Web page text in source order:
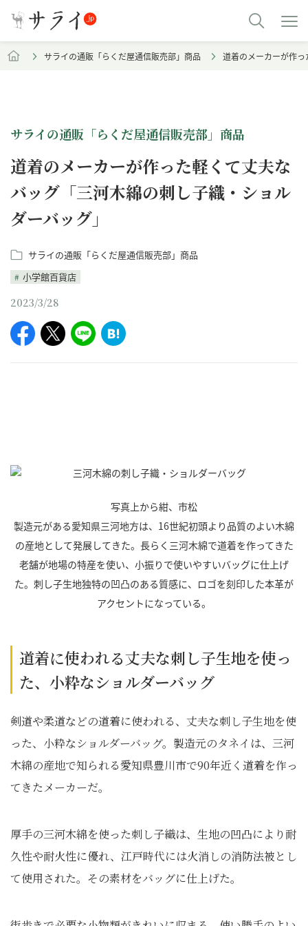
サライの通販「らくだ屋通信販売部」商品 道着のメーカーが作
サライの通販「らくだ屋通信販売部」商品
道着のメーカーが作った軽くて丈夫な
バッグ「三河木綿の刺し子織・ショル
ダーバッグ」
サライの通販「らくだ屋通信販売部」商品
小学館百貨店
2023/3/28
写真上から紺、市松
製造元がある愛知県三河地方は、16世紀初頭より品質のよい木綿
の産地として発展してきた。長らく三河木綿で道着を作ってきた
老舗が地場の特産を使い、小振りで使いやすいバッグに仕上げ
た。刺し子生地独特の凹凸のある質感に、ロゴを刻印した本革が
アクセントになっている。
道着に使われる丈夫な刺し子生地を使っ
た、小粋なショルダーバッグ
剣道や柔道などの道着に使われる、丈夫な刺し子生地を使
った、小粋なショルダーバッグ。製造元のタネイは、三河
木綿の産地で知られる愛知県豊川市で90年近く道着を作っ
てきたメーカーだ。
厚手の三河木綿を使った刺し子織は、生地の凹凸により耐
久性や耐火性に優れ、江戸時代には火消しの消防法被とし
て使用された。その素材をバッグに仕上げた。